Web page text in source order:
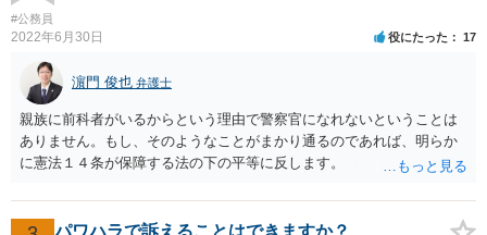
#公務員
2022年6月30日 役にたった 17
濵門 俊也 弁護士
親族に前科者がいるからという理由で警察官になれないということは
ありません。もし、そのようなことがまかり通るのであれば、明らか
に憲法１４条が保障する法の下の平等に反します。
パワハラで訴えることはできますか？